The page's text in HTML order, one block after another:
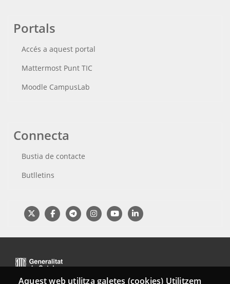
Portals
Accés a aquest portal
Mattermost Punt TIC
Moodle CampusLab
Connecta
Bustia de contacte
Butlletins
Aquest web utilitza galetes (cookies) Utilitzem